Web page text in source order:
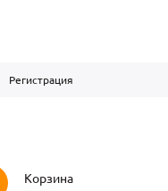
Регистрация
0 Корзина